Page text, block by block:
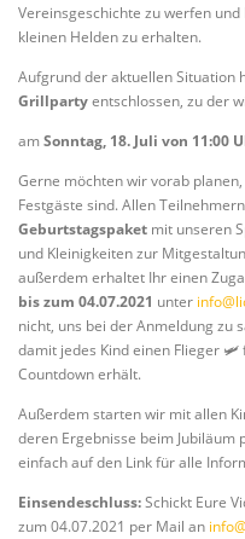
Vereinsgeschichte zu werfen
kleinen Helden zu erhalten.
Aufgrund der aktuellen Situation
Grillpartyentschlossen, zu der
amSonntag, 18. Juli von 11:00
Gerne möchten wir vorab
Festgäste sind. Allen
Geburtstagspaket mit unseren
und Kleinigkeiten zur
außerdem erhaltet Ihr einen
bis zum 04.07.2021 unter
nicht, uns bei der Anmeldung zu
damit jedes Kind einen Flieger 🛩️
Countdown erhält.
Außerdem starten wir mit allen
deren Ergebnisse beim
einfach auf den Link für alle
Einsendeschluss:Schickt Eure
zum 04.07.2021 per Mail an